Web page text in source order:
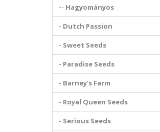
-- Hagyományos
- Dutch Passion
- Sweet Seeds
- Paradise Seeds
- Barney's Farm
- Royal Queen Seeds
- Serious Seeds